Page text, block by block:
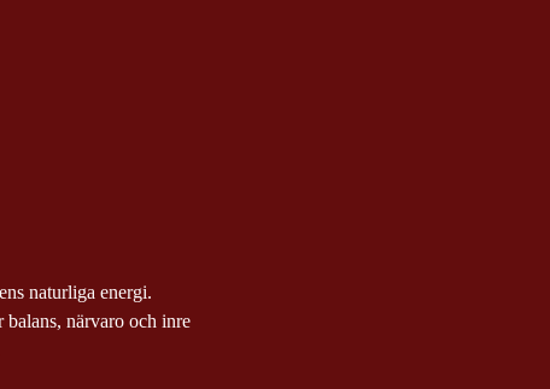
naturliga energi.
närvaro och inre